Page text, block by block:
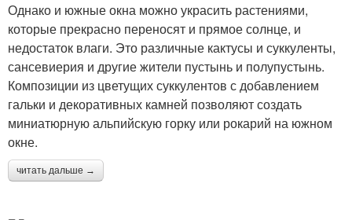
Однако и южные окна можно украсить растениями,
которые прекрасно переносят и прямое солнце, и
недостаток влаги. Это различные кактусы и суккуленты,
сансевиерия и другие жители пустынь и полупустынь.
Композиции из цветущих суккулентов с добавлением
гальки и декоративных камней позволяют создать
миниатюрную альпийскую горку или рокарий на южном
окне.
читать дальше →